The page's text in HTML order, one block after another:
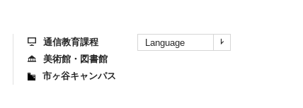
Language
通信教育課程
美術館・図書館
市ヶ谷キャンパス